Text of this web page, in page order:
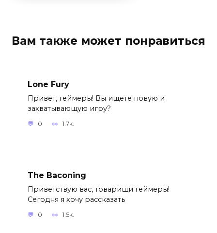
Вам также может понравиться
Lone Fury
Привет, геймеры! Вы ищете новую и
захватывающую игру?
0 1.7к.
The Baconing
Приветствую вас, товарищи геймеры!
Сегодня я хочу рассказать
0 1.5к.